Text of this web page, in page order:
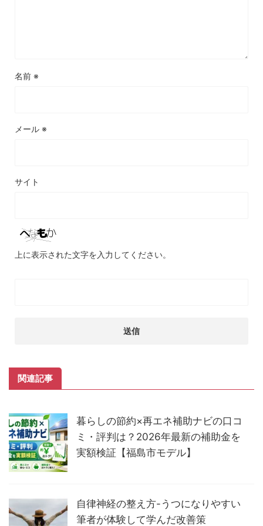
名前 ※
メール ※
サイト
上に表示された文字を入力してください。
関連記事
暮らしの節約×再エネ補助ナビの口コ
ミ・評判は？2026年最新の補助金を
実額検証【福島市モデル】
自律神経の整え方-うつになりやすい
筆者が体験して学んだ改善策